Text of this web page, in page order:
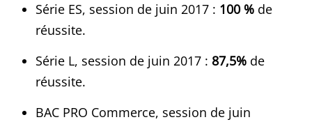
Série ES, session de juin 2017 : 100 % de
réussite.
Série L, session de juin 2017 : 87,5% de
réussite.
BAC PRO Commerce, session de juin